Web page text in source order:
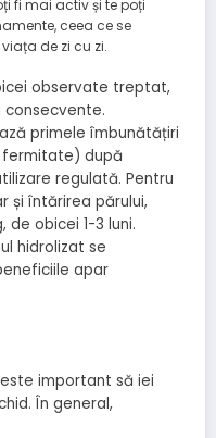
fi mai activ și te poți
ceea ce se
de zi cu zi.
observate treptat,
consecvente.
primele îmbunătățiri
fermitate) după
regulată. Pentru
și întărirea părului,
de obicei 1-3 luni.
hidrolizat se
apar
important să iei
În general,